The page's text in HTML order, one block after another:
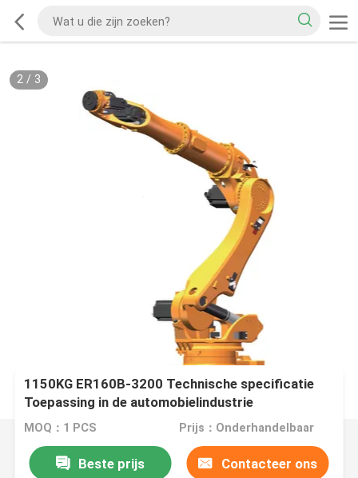
2/ 3
1150KG ER160B-3200 Technische specificatie
Toepassing in de automobielindustrie
MOQ：1 PCS Prijs：Onderhandelbaar
Beste prijs Contacteer ons